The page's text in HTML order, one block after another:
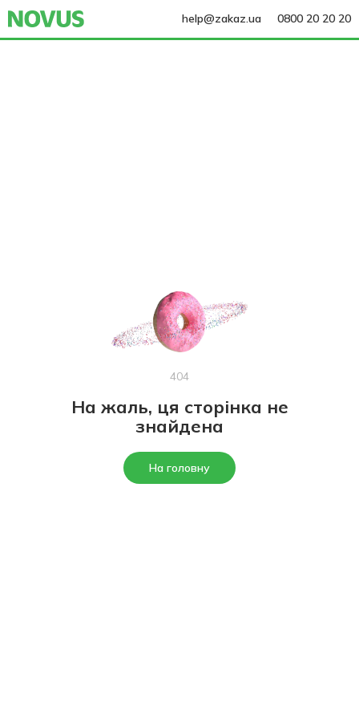
help@zakaz.ua 0800 20 20 20
404
На жаль, ця сторінка не
знайдена
На головну